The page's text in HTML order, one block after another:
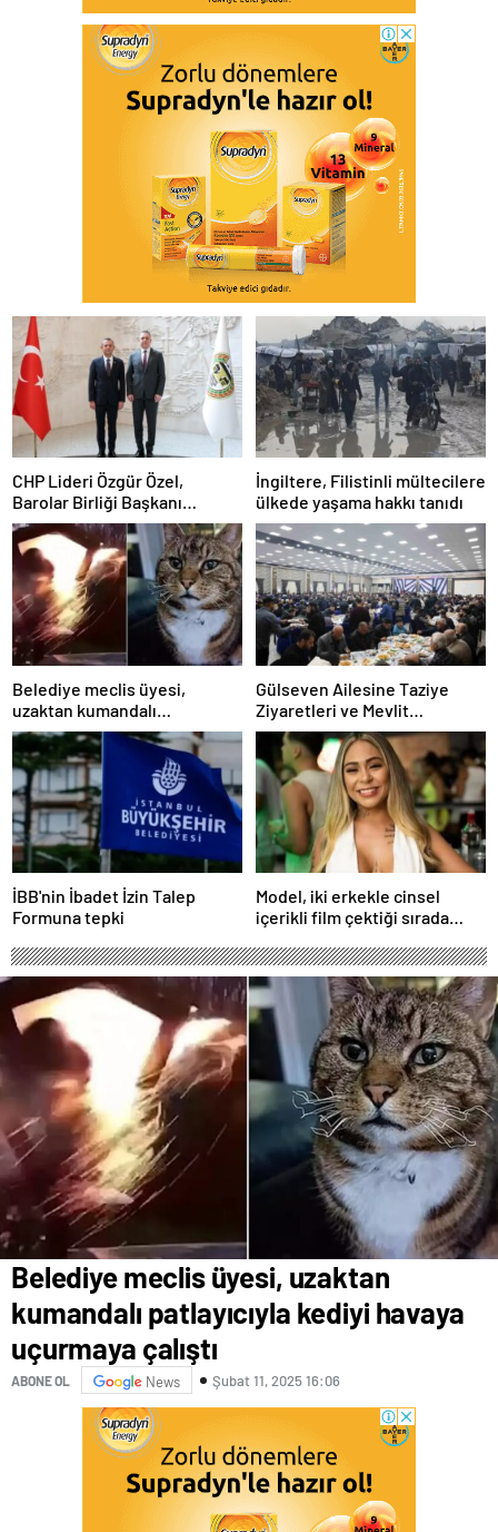
CHP Lideri Özgür Özel,
Barolar Birliği Başkanı
Sağkan’a ziyarette bulundu
İngiltere, Filistinli mültecilere
ülkede yaşama hakkı tanıdı
Belediye meclis üyesi,
uzaktan kumandalı
patlayıcıyla kediyi havaya
uçurmaya çalıştı
Gülseven Ailesine Taziye
Ziyaretleri ve Mevlit
Programları Düzenlendi
İBB'nin İbadet İzin Talep
Formuna tepki
Model, iki erkekle cinsel
içerikli film çektiği sırada
kaybetti
Belediye meclis üyesi, uzaktan
kumandalı patlayıcıyla kediyi havaya
uçurmaya çalıştı
ABONE OL News Şubat 11, 2025 16:06